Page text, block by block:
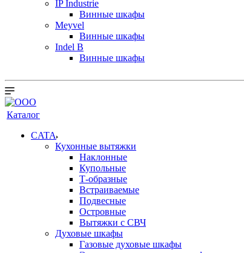
IP Industrie
Винные шкафы
Meyvel
Винные шкафы
Indel B
Винные шкафы
Каталог
CATA
Кухонные вытяжки
Наклонные
Купольные
Т-образные
Встраиваемые
Подвесные
Островные
Вытяжки с СВЧ
Духовые шкафы
Газовые духовые шкафы